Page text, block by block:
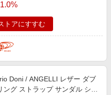
1.0%
トアにすすむ
Doni / ANGELLI レザー ダブ
ング ストラップ サンダル シュ